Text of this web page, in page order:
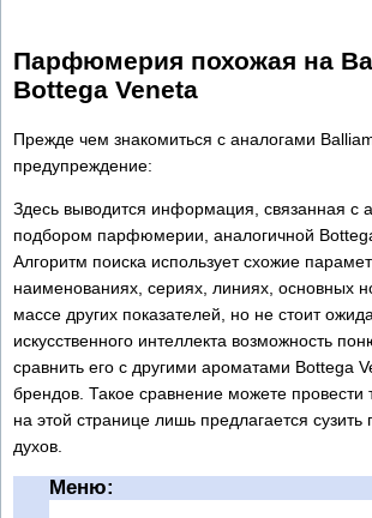
Парфюмерия похожая на
Bottega Veneta
Прежде чем знакомиться с аналогами
предупреждение:
Здесь выводится информация, связанная с
подбором парфюмерии, аналогичной
Алгоритм поиска использует схожие
наименованиях, сериях, линиях, основных
массе других показателей, но не стоит
искусственного интеллекта возможность
сравнить его с другими ароматами Bottega
брендов. Такое сравнение можете провести
на этой странице лишь предлагается сузить
духов.
Меню: